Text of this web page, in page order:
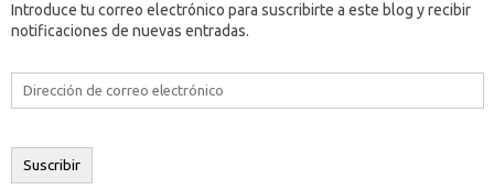
Introduce tu correo electrónico para suscribirte a este blog y recibir
notificaciones de nuevas entradas.
Dirección
electrónico
Suscribir